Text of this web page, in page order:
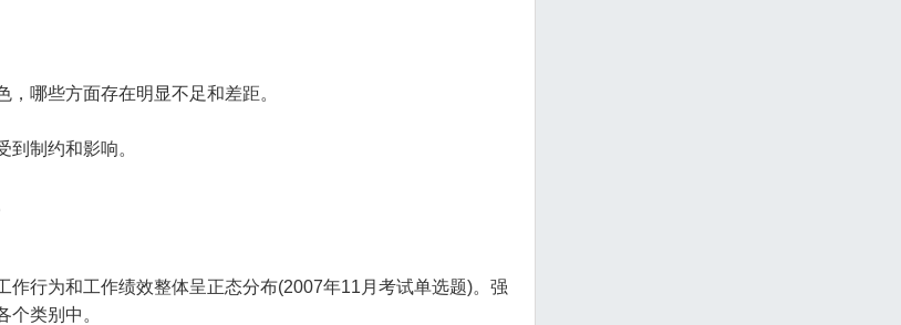
哪些方面存在明显不足和差距。
制约和影响。
行为和工作绩效整体呈正态分布(2007年11月考试单选题)。强
类别中。